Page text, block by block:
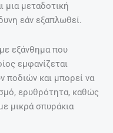
μια μεταδοτική
εάν εξαπλωθεί.
εξάνθημα που
εμφανίζεται
ποδιών και μπορεί να
ερυθρότητα, καθώς
μικρά σπυράκια